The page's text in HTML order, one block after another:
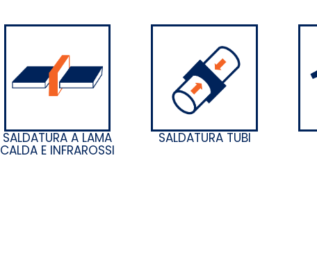
SALDATURA A LAMA
CALDA E INFRAROSSI
SALDATURA TUBI